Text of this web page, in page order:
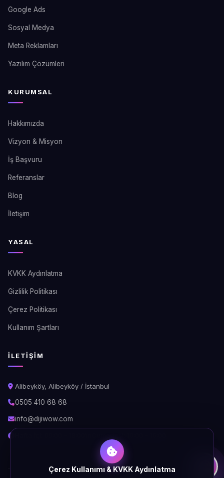
Google Ads
Sosyal Medya
Meta Reklamları
Yazılım Çözümleri
KURUMSAL
Hakkımızda
Vizyon & Misyon
İş Başvuru
Referanslar
Blog
İletişim
YASAL
KVKK Aydınlatma
Gizlilik Politikası
Çerez Politikası
Kullanım Şartları
İLETIŞIM
Alibeyköy, Alibeyköy / İstanbul
0505 410 68 68
info@dijiwow.com
Çerez Kullanımı & KVKK Aydınlatma